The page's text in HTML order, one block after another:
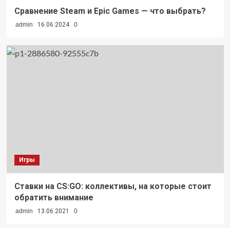
Сравнение Steam и Epic Games — что выбрать?
admin 16.06.2024 0
Игры
Ставки на CS:GO: коллективы, на которые стоит
обратить внимание
admin 13.06.2021 0